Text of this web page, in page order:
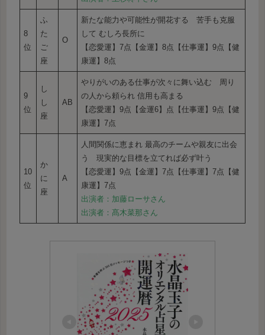
8
位
ふ
た
ご
座
O
新たな能力や可能性が開花する 苦手も克服
して むしろ長所に
【恋愛運】7点【金運】8点【仕事運】9点【健
康運】8点
9
位
し
し
座
AB
やりがいのある仕事が次々に舞い込む 周り
の人から頼られ 信用も高まる
【恋愛運】9点【金運6】点【仕事運】9点【健
康運】7点
10
位
か
に
座
A
人間関係に恵まれ 最高のチームや親友に出会
う 現実的な目標を立てれば必ず叶う
【恋愛運】9点【金運】7点【仕事運】7点【健
康運】7点
出演者：加藤ローサさん
出演者：髙木菜那さん